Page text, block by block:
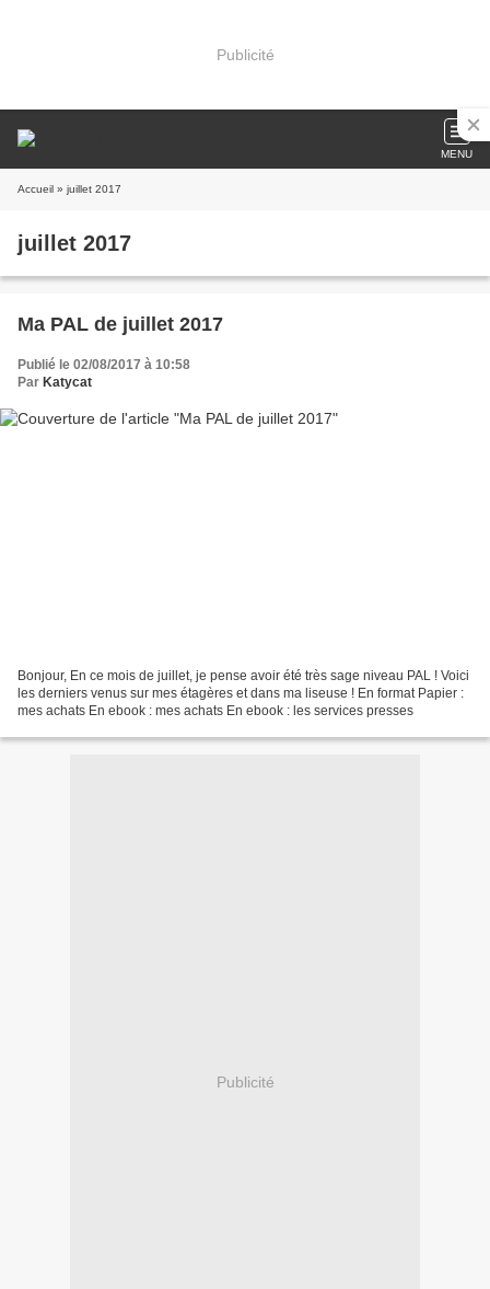
Publicité
MENU
Accueil » juillet 2017
juillet 2017
Ma PAL de juillet 2017
Publié le 02/08/2017 à 10:58
Par Katycat
Bonjour, En ce mois de juillet, je pense avoir été très sage niveau PAL ! Voici
les derniers venus sur mes étagères et dans ma liseuse ! En format Papier :
mes achats En ebook : mes achats En ebook : les services presses
Publicité